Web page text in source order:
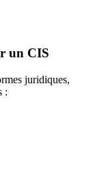
un CIS
juridiques,
: